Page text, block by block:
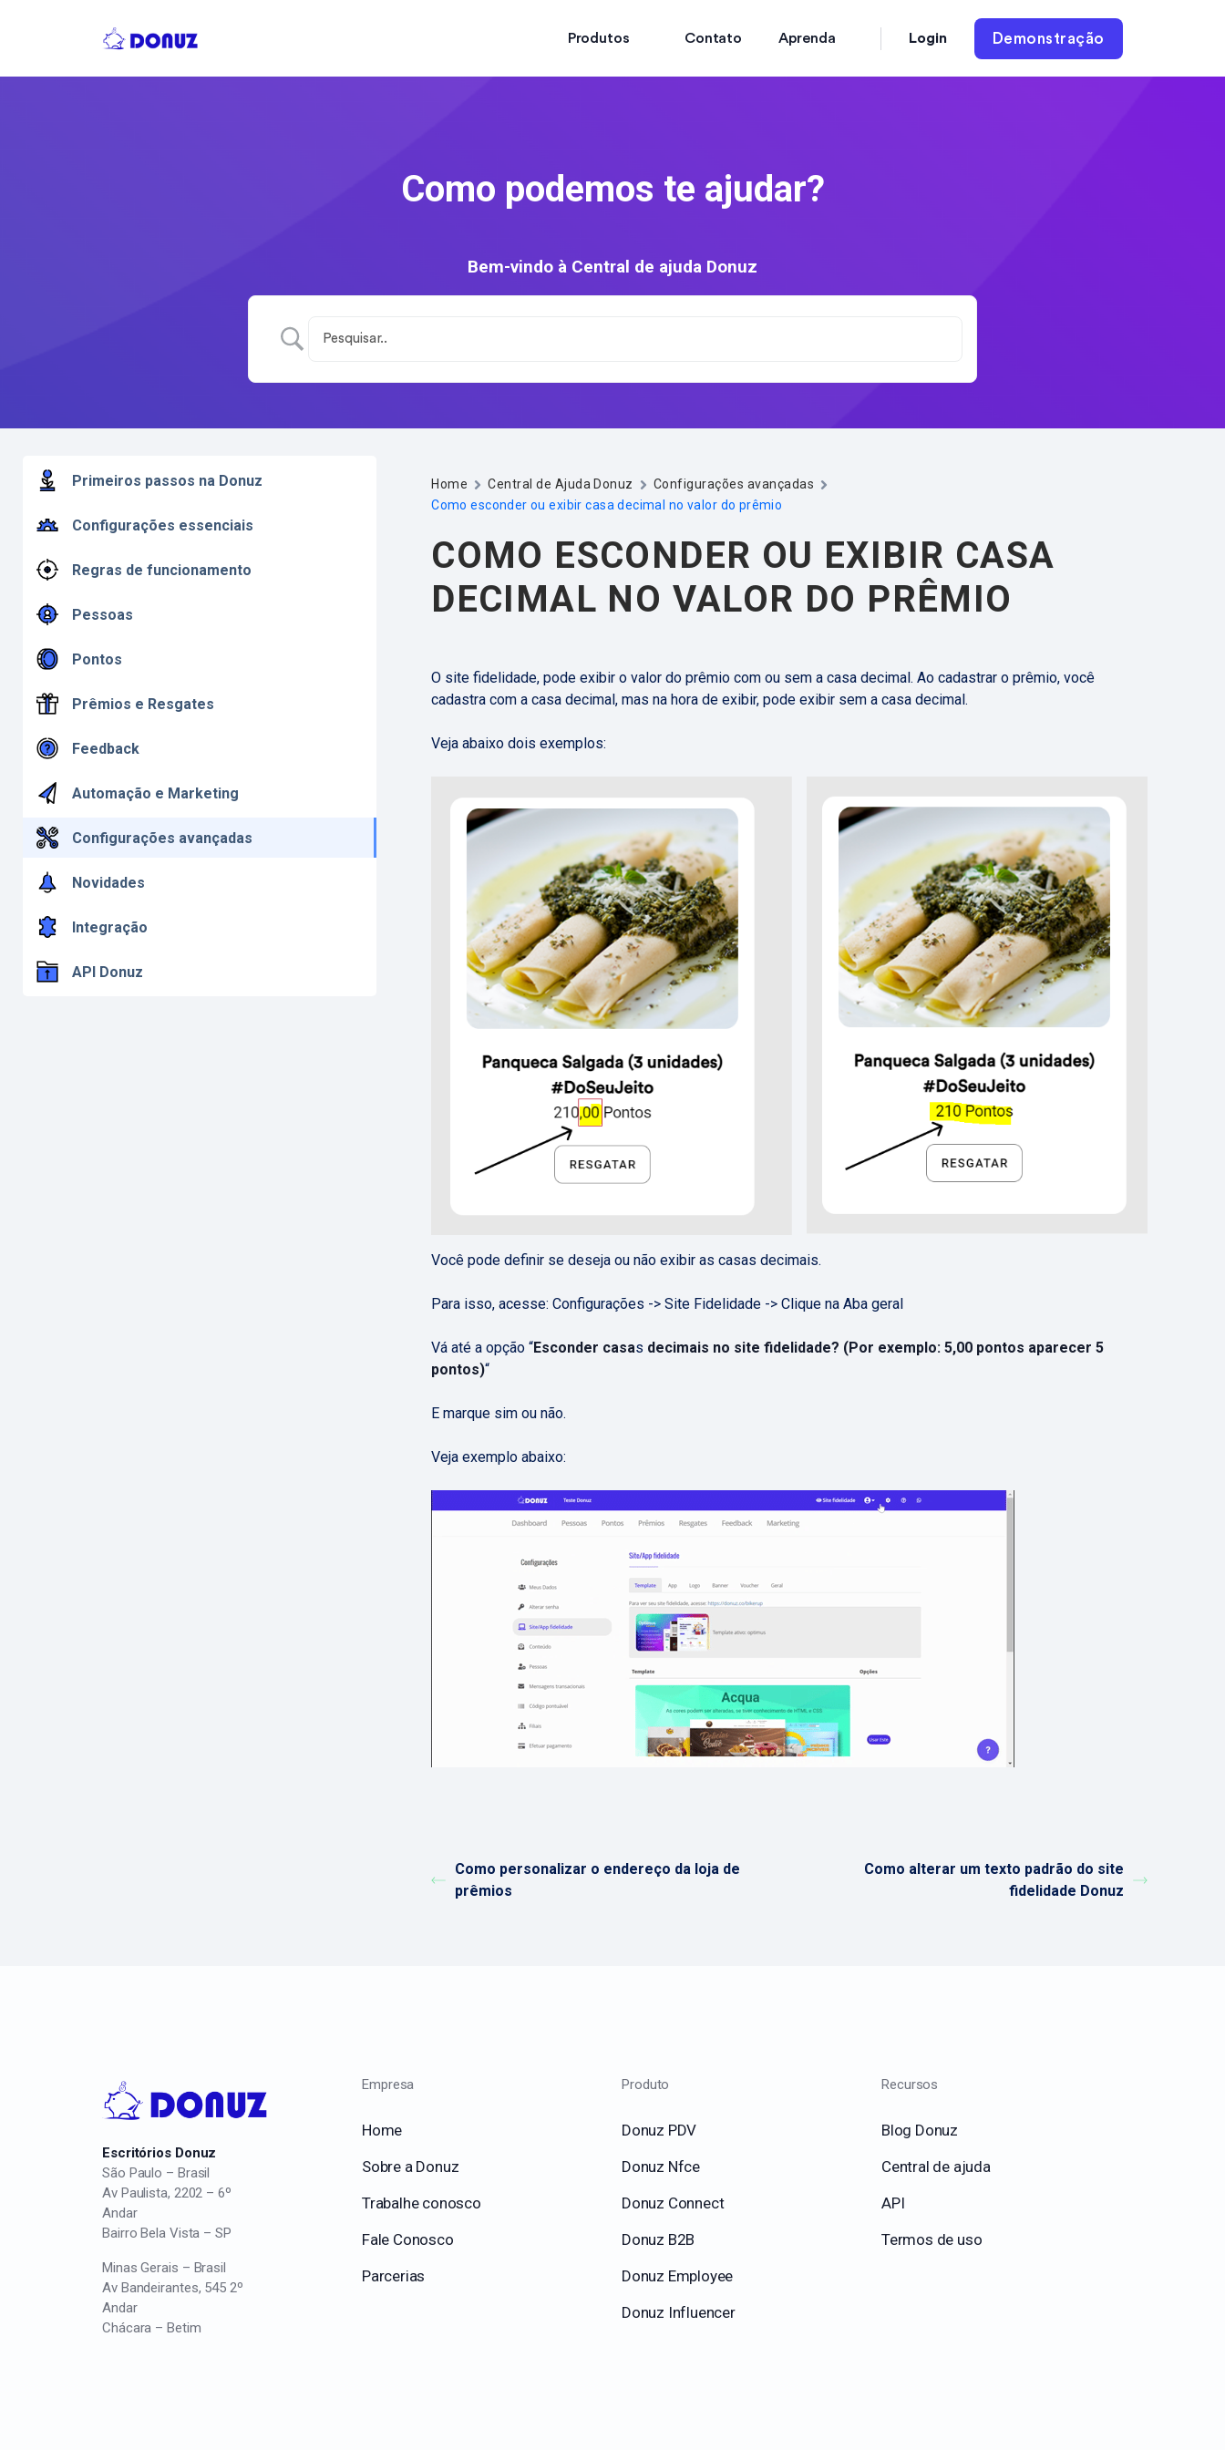
Produtos Contato Aprenda Login Demonstração
Como podemos te ajudar?
Bem-vindo à Central de ajuda Donuz
Primeiros passos na Donuz
Configurações essenciais
Regras de funcionamento
Pessoas
Pontos
Prêmios e Resgates
Feedback
Automação e Marketing
Configurações avançadas
Novidades
Integração
API Donuz
Home Central de Ajuda Donuz
Configurações avançadas
Como esconder ou exibir casa decimal no valor do prêmio
COMO ESCONDER OU EXIBIR CASA
DECIMAL NO VALOR DO PRÊMIO
O site fidelidade, pode exibir o valor do prêmio com ou sem a casa decimal. Ao cadastrar o prêmio, você
cadastra com a casa decimal, mas na hora de exibir, pode exibir sem a casa decimal.
Veja abaixo dois exemplos:
Você pode definir se deseja ou não exibir as casas decimais.
Para isso, acesse: Configurações -> Site Fidelidade -> Clique na Aba geral
Vá até a opção “Esconder casas decimais no site fidelidade? (Por exemplo: 5,00 pontos aparecer 5
pontos)“
E marque sim ou não.
Veja exemplo abaixo:
Como personalizar o endereço da loja de
prêmios
Como alterar um texto padrão do site
fidelidade Donuz
Escritórios Donuz
São Paulo – Brasil
Av Paulista, 2202 – 6º
Andar
Bairro Bela Vista – SP
Minas Gerais – Brasil
Av Bandeirantes, 545 2º
Andar
Chácara – Betim
Empresa
Home
Sobre a Donuz
Trabalhe conosco
Fale Conosco
Parcerias
Produto
Donuz PDV
Donuz Nfce
Donuz Connect
Donuz B2B
Donuz Employee
Donuz Influencer
Recursos
Blog Donuz
Central de ajuda
API
Termos de uso